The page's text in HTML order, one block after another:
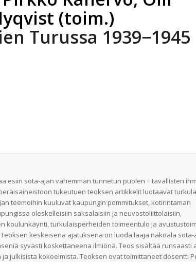
(toim.)
Turussa 1939−1945
esiin sota-ajan vähemmän tunnetun puolen − tavallisten
tukeutuen teoksen artikkelit luotaavat
teemoihin kuuluvat kaupungin pommitukset, kotirintaman
oleskelleisiin saksalaisiin ja neuvostoliittolaisiin,
koulunkäynti, turkulaisperheiden toimeentulo ja
keskeisenä ajatuksena on luoda laaja näköala sota-
syvästi koskettaneena ilmiönä. Teos sisältää runsaasti
julkisista kokoelmista. Teoksen ovat toimittaneet dosentti